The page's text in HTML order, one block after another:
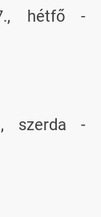
hétfő -
szerda -